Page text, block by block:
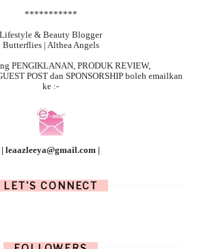
***********
Lifestyle & Beauty Blogger
Butterflies | Althea Angels
PENGIKLANAN, PRODUK REVIEW,
POST dan SPONSORSHIP boleh emailkan
ke :-
| leaazleeya@gmail.com |
LET'S CONNECT